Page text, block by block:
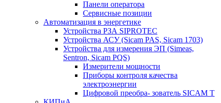
Панели оператора
Сервисные позиции
Автоматизация в энергетике
Устройства РЗА SIPROTEC
Устройства АСУ (Sicam PAS, Sicam 1703)
Устройства для измерения ЭП (Simeas,
Sentron, Sicam PQS)
Измерители мощности
Приборы контроля качества
электроэнергии
Цифровой преобра- зователь SICAM T